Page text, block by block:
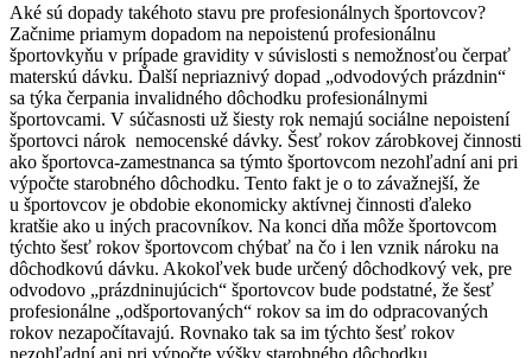
Aké sú dopady takéhoto stavu pre profesionálnych športovcov?
Začnime priamym dopadom na nepoistenú profesionálnu
športovkyňu v prípade gravidity v súvislosti s nemožnosťou čerpať
materskú dávku. Ďalší nepriaznivý dopad „odvodových prázdnin“
sa týka čerpania invalidného dôchodku profesionálnymi
športovcami. V súčasnosti už šiesty rok nemajú sociálne nepoistení
športovci nárok nemocenské dávky. Šesť rokov zárobkovej činnosti
ako športovca-zamestnanca sa týmto športovcom nezohľadní ani pri
výpočte starobného dôchodku. Tento fakt je o to závažnejší, že
u športovcov je obdobie ekonomicky aktívnej činnosti ďaleko
kratšie ako u iných pracovníkov. Na konci dňa môže športovcom
týchto šesť rokov športovcom chýbať na čo i len vznik nároku na
dôchodkovú dávku. Akokoľvek bude určený dôchodkový vek, pre
odvodovo „prázdninujúcich“ športovcov bude podstatné, že šesť
profesionálne „odšportovaných“ rokov sa im do odpracovaných
rokov nezapočítavajú. Rovnako tak sa im týchto šesť rokov
nezohľadní ani pri výpočte výšky starobného dôchodku.